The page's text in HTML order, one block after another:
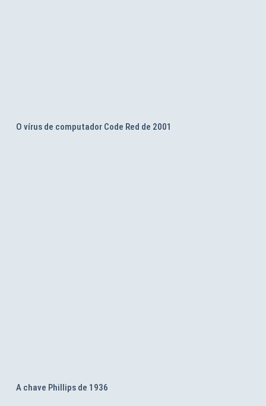
O vírus de computador Code Red de 2001
A chave Phillips de 1936